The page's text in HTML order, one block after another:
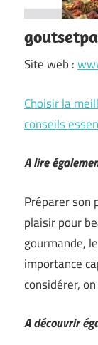
Site web :
Choisir la
conseils
A lire
Préparer son
plaisir pour
gourmande,
importance
considérer,
A découvrir